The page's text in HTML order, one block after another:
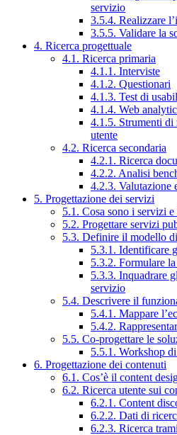
servizio
3.5.4. Realizzare
3.5.5. Validare la
4. Ricerca progettuale
4.1. Ricerca primaria
4.1.1. Interviste
4.1.2. Questionari
4.1.3. Test di
4.1.4. Web
4.1.5. Strumenti di
utente
4.2. Ricerca secondaria
4.2.1. Ricerca
4.2.2. Analisi
4.2.3. Valutazione
5. Progettazione dei servizi
5.1. Cosa sono i servizi
5.2. Progettare servizi
5.3. Definire il modello
5.3.1. Identificare
5.3.2. Formulare
5.3.3. Inquadrare
servizio
5.4. Descrivere il
5.4.1. Mappare
5.4.2.
5.5. Co-progettare le
5.5.1. Workshop
6. Progettazione dei contenuti
6.1. Cos’è il content
6.2. Ricerca utente sui
6.2.1. Content
6.2.2. Dati di
6.2.3. Ricerca